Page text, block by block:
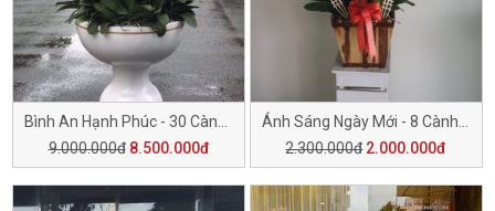
9.000.000đ 8.500.000đ
2.300.000đ 2.000.000đ